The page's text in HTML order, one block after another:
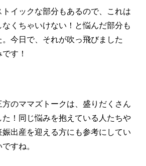
トイックな部分もあるので、これは
なくちゃいけない！と悩んだ部分も
。今日で、それが吹っ飛びました
す！
方のママズトークは、盛りだくさん
た！同じ悩みを抱えている人たちや
娠出産を迎える方にも参考にしてい
すね。